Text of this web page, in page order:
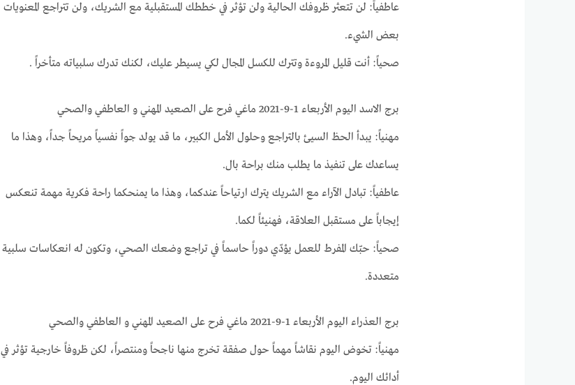
عاطفياً: لن تتعثر ظروفك الحالية ولن تؤثر في خططك المستقبلية مع الشريك، ولن تتراجع المعنويات
بعض الشيء.
صحياً: أنت قليل المروءة وتترك للكسل المجال لكي يسيطر عليك، لكنك تدرك سلبياته متأخراً .
برج الاسد اليوم الأربعاء 1-9-2021 ماغي فرح على الصعيد المهني و العاطفي والصحي
مهنياً: يبدأ الحظ السيئ بالتراجع وحلول الأمل الكبير، ما قد يولد جواً نفسياً مريحاً جداً، وهذا ما
يساعدك على تنفيذ ما يطلب منك براحة بال.
عاطفياً: تبادل الآراء مع الشريك يترك ارتياحاً عندكما، وهذا ما يمنحكما راحة فكرية مهمة تنعكس
إيجاباً على مستقبل العلاقة، فهنيئاً لكما.
صحياً: حبّك المفرط للعمل يؤدّي دوراً حاسماً في تراجع وضعك الصحي، وتكون له انعكاسات سلبية
متعددة.
برج العذراء اليوم الأربعاء 1-9-2021 ماغي فرح على الصعيد المهني و العاطفي والصحي
مهنياً: تخوض اليوم نقاشاً مهماً حول صفقة تخرج منها ناجحاً ومنتصراً، لكن ظروفاً خارجية تؤثر في
أدائك اليوم.